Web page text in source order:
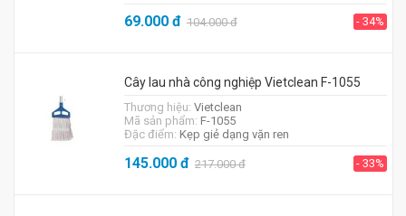
69.000đ 104.000đ - 34%
Cây lau nhà công nghiệp Vietclean F-1055
Thương hiệu: Vietclean
Mã sản phẩm: F-1055
Đặc điểm: Kẹp giẻ dạng vặn ren
145.000đ 217.000đ - 33%